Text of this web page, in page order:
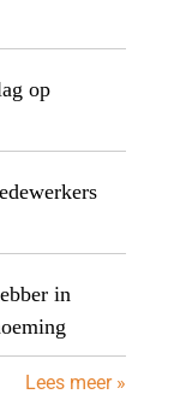
op
in
Lees meer »